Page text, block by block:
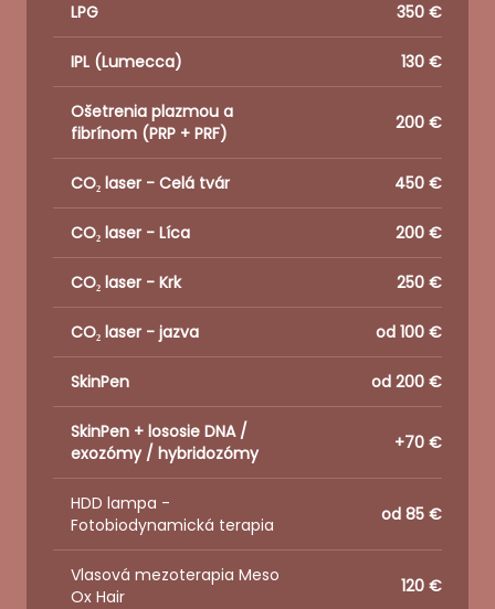
LPG 350 €
IPL (Lumecca) 130 €
Ošetrenia plazmou a
fibrínom (PRP + PRF)
200 €
CO₂ laser - Celá tvár 450 €
CO₂ laser - Líca 200 €
CO₂ laser - Krk 250 €
CO₂ laser - jazva od 100 €
SkinPen od 200 €
SkinPen + lososie DNA /
exozómy / hybridozómy
+70 €
HDD lampa -
Fotobiodynamická terapia
od 85 €
Vlasová mezoterapia Meso
Ox Hair
120 €